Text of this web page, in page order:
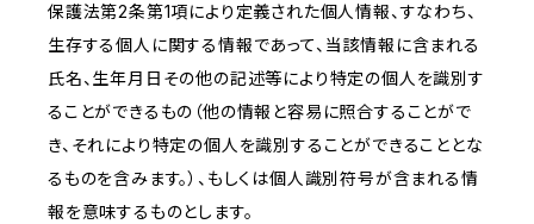
保護法第2条第1項により定義された個人情報、すなわち、
生存する個人に関する情報であって、当該情報に含まれる
氏名、生年月日その他の記述等により特定の個人を識別す
ることができるもの（他の情報と容易に照合することがで
き、それにより特定の個人を識別することができることとな
るものを含みます。）、もしくは個人識別符号が含まれる情
報を意味するものとします。